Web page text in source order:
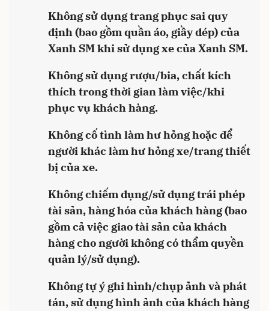
Không sử dụng trang phục sai quy
định (bao gồm quần áo, giầy dép) của
Xanh SM khi sử dụng xe của Xanh SM.
Không sử dụng rượu/bia, chất kích
thích trong thời gian làm việc/khi
phục vụ khách hàng.
Không cố tình làm hư hỏng hoặc để
người khác làm hư hỏng xe/trang thiết
bị của xe.
Không chiếm dụng/sử dụng trái phép
tài sản, hàng hóa của khách hàng (bao
gồm cả việc giao tài sản của khách
hàng cho người không có thẩm quyền
quản lý/sử dụng).
Không tự ý ghi hình/chụp ảnh và phát
tán, sử dụng hình ảnh của khách hàng